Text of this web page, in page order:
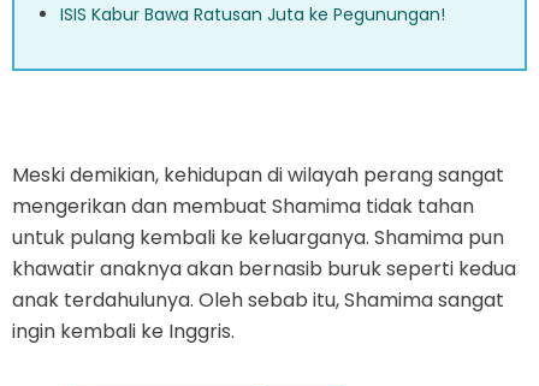
ISIS Kabur Bawa Ratusan Juta ke Pegunungan!
Meski demikian, kehidupan di wilayah perang sangat
mengerikan dan membuat Shamima tidak tahan
untuk pulang kembali ke keluarganya. Shamima pun
khawatir anaknya akan bernasib buruk seperti kedua
anak terdahulunya. Oleh sebab itu, Shamima sangat
ingin kembali ke Inggris.